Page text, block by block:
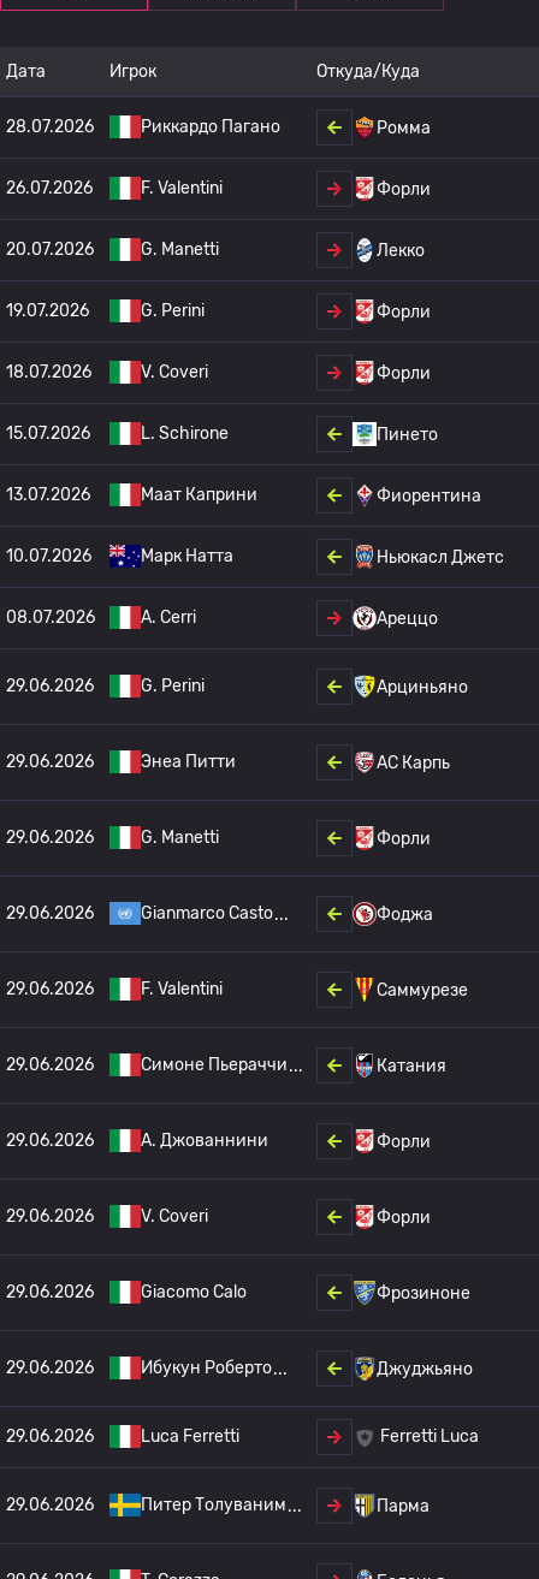
Дата Игрок Откуда/Куда
28.07.2026 Риккардо Пагано Ромма
26.07.2026 F. Valentini Форли
20.07.2026 G. Manetti Лекко
19.07.2026 G. Perini Форли
18.07.2026 V. Coveri Форли
15.07.2026 L. Schirone Пинето
13.07.2026 Маат Каприни Фиорентина
10.07.2026 Марк Натта Ньюкасл Джетс
08.07.2026 A. Cerri Ареццо
29.06.2026 G. Perini Арциньяно
29.06.2026 Энеа Питти АС Карпь
29.06.2026 G. Manetti Форли
29.06.2026 Gianmarco Casto Фоджа
29.06.2026 F. Valentini Саммурезе
29.06.2026 Симоне Пьераччи Катания
29.06.2026 A. Джованнини Форли
29.06.2026 V. Coveri Форли
29.06.2026 Giacomo Calo Фрозиноне
29.06.2026 Ибукун Роберто Джуджьяно
29.06.2026 Luca Ferretti Ferretti Luca
29.06.2026 Питер Толуваним Парма